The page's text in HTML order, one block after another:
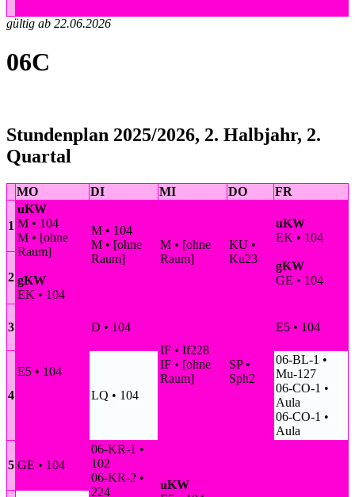
gültig ab 22.06.2026
06C
Stundenplan 2025/2026, 2. Halbjahr, 2.
Quartal
MO DI MI DO FR
1
uKW
M • 104
M • [ohne
Raum]
gKW
EK • 104
M • 104
M • [ohne
Raum]
M • [ohne
Raum]
KU •
Ku23
uKW
EK • 104
gKW
GE • 104
2
3
E5 • 104
D • 104
IF • If228
IF • [ohne
Raum]
SP •
Sph2
E5 • 104
4 LQ • 104
06-BL-1 •
Mu-127
06-CO-1 •
Aula
06-CO-1 •
Aula
5 GE • 104
06-KR-1 •
102
06-KR-2 •
224
uKW